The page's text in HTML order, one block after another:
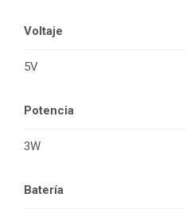
Voltaje
5V
Potencia
3W
Batería